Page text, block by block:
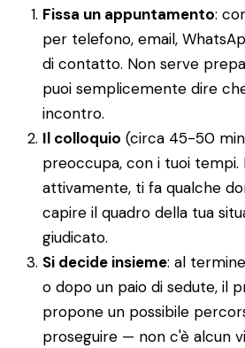
Fissa un appuntamento:
per telefono, email,
di contatto. Non serve
puoi semplicemente dire
incontro.
Il colloquio (circa 45-50
preoccupa, con i tuoi tempi.
attivamente, ti fa qualche
capire il quadro della tua
giudicato.
Si decide insieme: al
o dopo un paio di sedute, il
propone un possibile
proseguire — non c'è alcun